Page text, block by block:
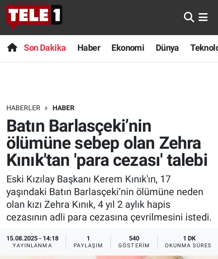
Son Dakika Haber Ekonomi Dünya
HABERLER HABER
Batın Barlasçeki’nin
ölümüne sebep olan Zehra
Kınık'tan 'para cezası' talebi
Eski Kızılay Başkanı Kerem Kınık'ın, 17
yaşındaki Batın Barlasçeki’nin ölümüne neden
olan kızı Zehra Kınık, 4 yıl 2 aylık hapis
cezasının adli para cezasına çevrilmesini istedi.
15.08.2025 - 14:18
YAYINLANMA
1
PAYLAŞIM
540
GÖSTERIM
1 DK
OKUNMA SÜRESI
Anında Manşet
Başka Sohbetler
Bilim turu
Bilim ve Teknoloji Evreni
Doğa Konuşuyor
Dünya
Ege Saati
Ege'den Esintiler
Son Dakika
Haber
Dünya
Teknoloji
Sağlık
Spor
Yayın Akışı
İletişim
Nöbetçi Eczaneler
Hava Durumu
Trafik Durumu
Süper Lig Puan Durumu ve Fikstür
Tüm Manşetler
Son Dakika Haberleri
Haber Arşivi